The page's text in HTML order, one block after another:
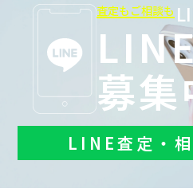
査定もご相談も
募
LINE査定・